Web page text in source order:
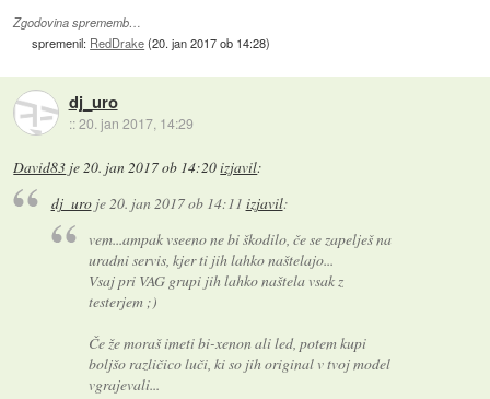
Zgodovina sprememb…
spremenil: RedDrake(20. jan 2017 ob 14:28)
dj_uro
::20. jan 2017, 14:29
David83 je 20. jan 2017 ob 14:20izjavil:
dj_uroje20. jan 2017 ob 14:11 izjavil:
vem...ampak vseeno ne bi škodilo, če se zapelješ na
uradni servis, kjer ti jih lahko naštelajo...
Vsaj pri VAG grupi jih lahko naštela vsak z
testerjem ;)
Če že moraš imeti bi-xenon ali led, potem kupi
boljšo različico luči, ki so jih original v tvoj model
vgrajevali...